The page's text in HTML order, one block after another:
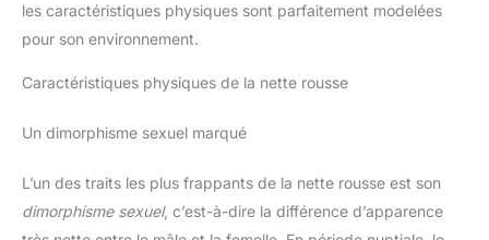
les caractéristiques physiques sont parfaitement modelées
pour son environnement.
Caractéristiques physiques de la nette rousse
Un dimorphisme sexuel marqué
L’un des traits les plus frappants de la nette rousse est son
dimorphisme sexuel, c’est-à-dire la différence d’apparence